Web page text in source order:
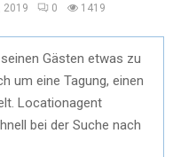
2019 0 1419
Gästen etwas zu
um eine Tagung, einen
Locationagent
bei der Suche nach